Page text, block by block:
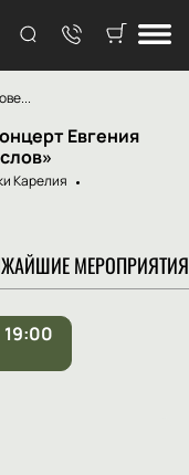
Евгения
Карелия
МЕРОПРИЯТИЯ